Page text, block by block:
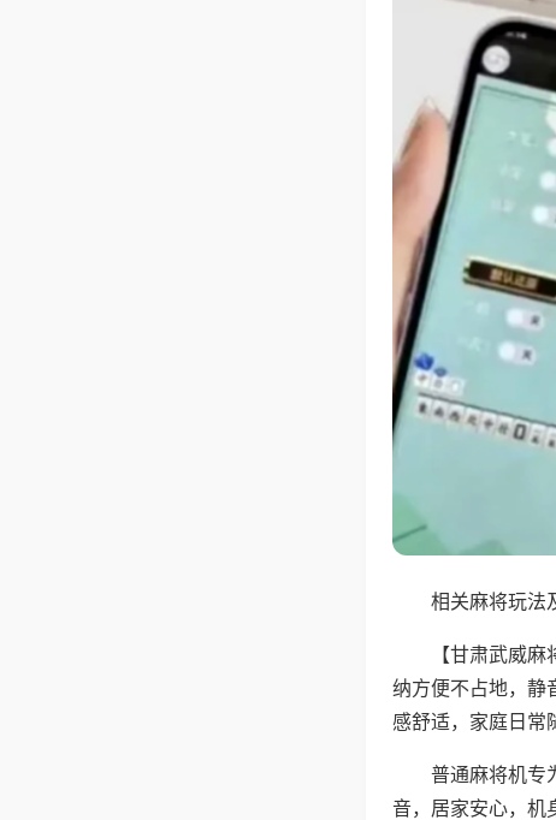
相关麻将玩法
【甘肃武威
纳方便不占地，静
感舒适，家庭日常
普通麻将机专
音，居家安心，机